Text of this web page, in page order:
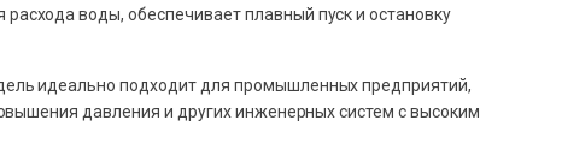
воды, обеспечивает плавный пуск и остановку
идеально подходит для промышленных предприятий,
давления и других инженерных систем с высоким